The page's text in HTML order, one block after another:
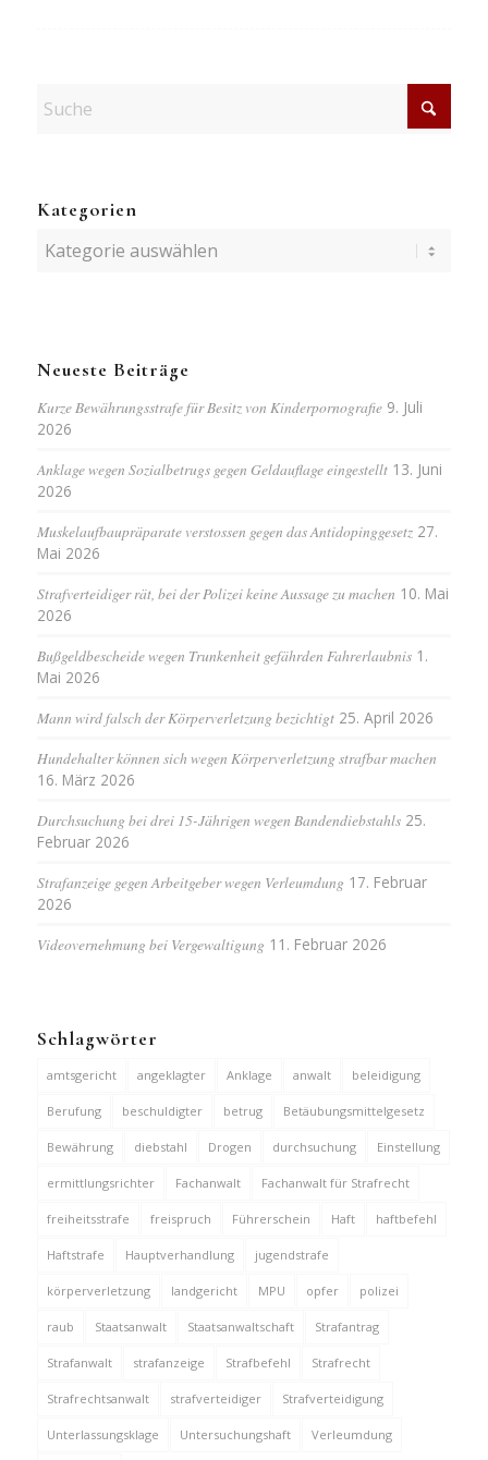
Kategorien
Kategorien
Neueste Beiträge
Kurze Bewährungsstrafe für Besitz von Kinderpornografie 9. Juli
2026
Anklage wegen Sozialbetrugs gegen Geldauflage eingestellt 13. Juni
2026
Muskelaufbaupräparate verstossen gegen das Antidopinggesetz 27.
Mai 2026
Strafverteidiger rät, bei der Polizei keine Aussage zu machen 10. Mai
2026
Bußgeldbescheide wegen Trunkenheit gefährden Fahrerlaubnis 1.
Mai 2026
Mann wird falsch der Körperverletzung bezichtigt 25. April 2026
Hundehalter können sich wegen Körperverletzung strafbar machen
16. März 2026
Durchsuchung bei drei 15-Jährigen wegen Bandendiebstahls 25.
Februar 2026
Strafanzeige gegen Arbeitgeber wegen Verleumdung 17. Februar
2026
Videovernehmung bei Vergewaltigung 11. Februar 2026
Schlagwörter
amtsgericht angeklagter Anklage anwalt beleidigung
Berufung beschuldigter betrug Betäubungsmittelgesetz
Bewährung diebstahl Drogen durchsuchung Einstellung
ermittlungsrichter Fachanwalt Fachanwalt für Strafrecht
freiheitsstrafe freispruch Führerschein Haft haftbefehl
Haftstrafe Hauptverhandlung jugendstrafe
körperverletzung landgericht MPU opfer polizei
raub Staatsanwalt Staatsanwaltschaft Strafantrag
Strafanwalt strafanzeige Strafbefehl Strafrecht
Strafrechtsanwalt strafverteidiger Strafverteidigung
Unterlassungsklage Untersuchungshaft Verleumdung